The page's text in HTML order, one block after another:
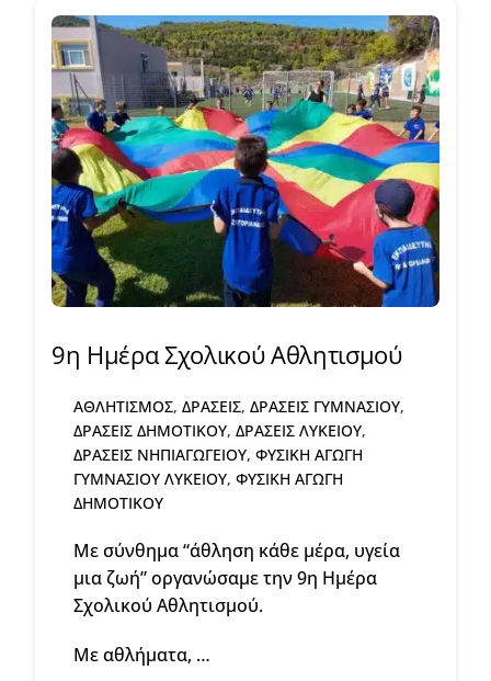
9η Ημέρα Σχολικού Αθλητισμού
ΑΘΛΗΤΙΣΜΟΣ, ΔΡΑΣΕΙΣ, ΔΡΑΣΕΙΣ ΓΥΜΝΑΣΙΟΥ,
ΔΡΑΣΕΙΣ ΔΗΜΟΤΙΚΟΥ, ΔΡΑΣΕΙΣ ΛΥΚΕΙΟΥ,
ΔΡΑΣΕΙΣ ΝΗΠΙΑΓΩΓΕΙΟΥ, ΦΥΣΙΚΗ ΑΓΩΓΗ
ΓΥΜΝΑΣΙΟΥ ΛΥΚΕΙΟΥ, ΦΥΣΙΚΗ ΑΓΩΓΗ
ΔΗΜΟΤΙΚΟΥ
Με σύνθημα “άθληση κάθε μέρα, υγεία
μια ζωή” οργανώσαμε την 9η Ημέρα
Σχολικού Αθλητισμού.
Με αθλήματα, …